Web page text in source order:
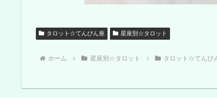
タロット☆てんびん座 星座別☆タロット
ホーム 星座別☆タロット タロット☆てんび